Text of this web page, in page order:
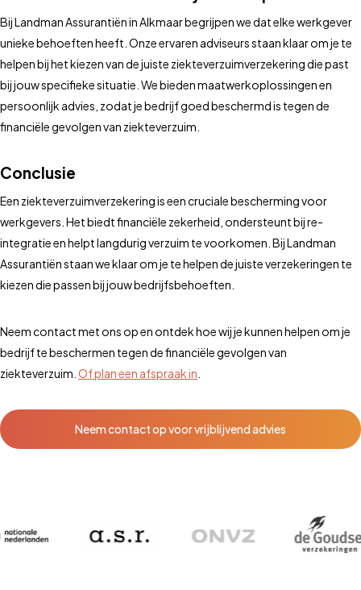
Bij Landman Assurantiën in Alkmaar begrijpen we dat elke werkgever
unieke behoeften heeft. Onze ervaren adviseurs staan klaar om je te
helpen bij het kiezen van de juiste ziekteverzuimverzekering die past
bij jouw specifieke situatie. We bieden maatwerkoplossingen en
persoonlijk advies, zodat je bedrijf goed beschermd is tegen de
financiële gevolgen van ziekteverzuim.
Conclusie
Een ziekteverzuimverzekering is een cruciale bescherming voor
werkgevers. Het biedt financiële zekerheid, ondersteunt bij re-
integratie en helpt langdurig verzuim te voorkomen. Bij Landman
Assurantiën staan we klaar om je te helpen de juiste verzekeringen te
kiezen die passen bij jouw bedrijfsbehoeften.
Neem contact met ons op en ontdek hoe wij je kunnen helpen om je
bedrijf te beschermen tegen de financiële gevolgen van
ziekteverzuim. Of plan een afspraak in
Neem contact op voor vrijblijvend advies